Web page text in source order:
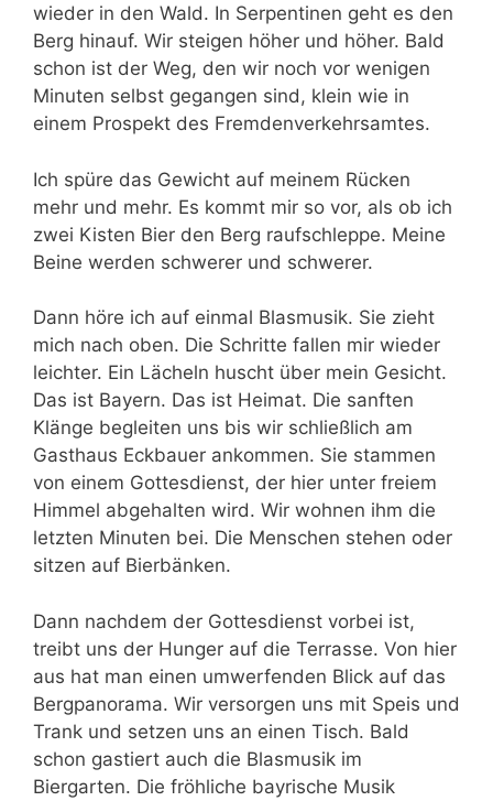
wieder in den Wald. In Serpentinen geht es den
Berg hinauf. Wir steigen höher und höher. Bald
schon ist der Weg, den wir noch vor wenigen
Minuten selbst gegangen sind, klein wie in
einem Prospekt des Fremdenverkehrsamtes.
Ich spüre das Gewicht auf meinem Rücken
mehr und mehr. Es kommt mir so vor, als ob ich
zwei Kisten Bier den Berg raufschleppe. Meine
Beine werden schwerer und schwerer.
Dann höre ich auf einmal Blasmusik. Sie zieht
mich nach oben. Die Schritte fallen mir wieder
leichter. Ein Lächeln huscht über mein Gesicht.
Das ist Bayern. Das ist Heimat. Die sanften
Klänge begleiten uns bis wir schließlich am
Gasthaus Eckbauer ankommen. Sie stammen
von einem Gottesdienst, der hier unter freiem
Himmel abgehalten wird. Wir wohnen ihm die
letzten Minuten bei. Die Menschen stehen oder
sitzen auf Bierbänken.
Dann nachdem der Gottesdienst vorbei ist,
treibt uns der Hunger auf die Terrasse. Von hier
aus hat man einen umwerfenden Blick auf das
Bergpanorama. Wir versorgen uns mit Speis und
Trank und setzen uns an einen Tisch. Bald
schon gastiert auch die Blasmusik im
Biergarten. Die fröhliche bayrische Musik